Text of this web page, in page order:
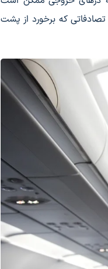
تصادفاتی که برخورد از پشت